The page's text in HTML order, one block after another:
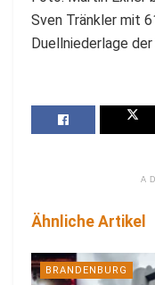
Sven Tränkler mit
Duellniederlage
Ähnliche Artikel
BRANDENBURG